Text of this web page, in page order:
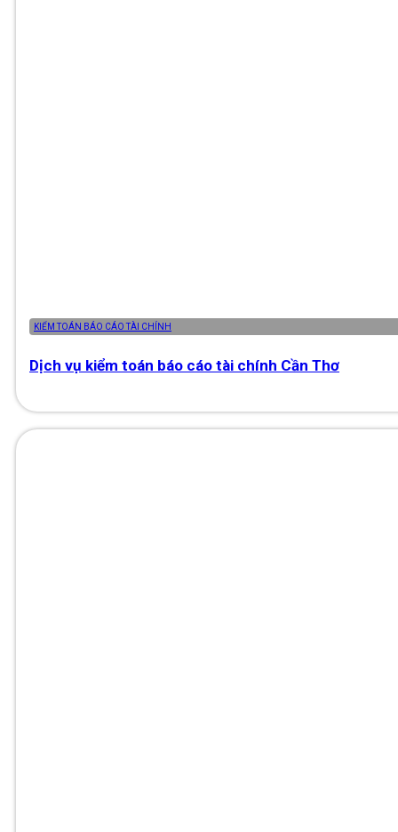
KIỂM TOÁN BÁO CÁO TÀI CHÍNH
Dịch vụ kiểm toán báo cáo tài chính Cần Thơ